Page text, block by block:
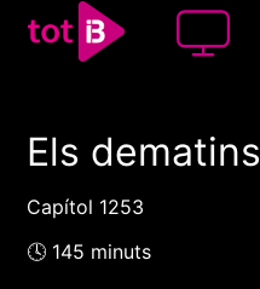
00:00 00:00
Els dematins
Capítol 1253
🕓 145 minuts